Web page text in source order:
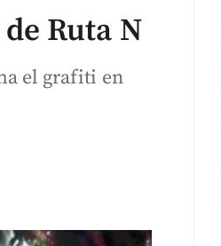
Ruta N
el grafiti en